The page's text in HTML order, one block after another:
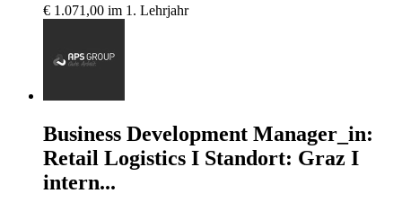
€ 1.071,00 im 1. Lehrjahr
Business Development Manager_in:
Retail Logistics I Standort: Graz I
intern...